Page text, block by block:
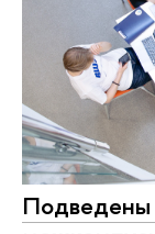
Подведены